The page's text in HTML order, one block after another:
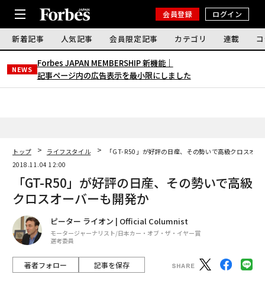
会員登録 ログイン
新着記事 人気記事 会員限定記事 カテゴリ 連載
NEWS
Forbes JAPAN MEMBERSHIP 新機能｜
記事ページ内の広告表示を最小限にしました
トップ ライフスタイル
「GT-R50」が好評の日産、その勢いで高級クロスオー
2018.11.04 12:00
「GT-R50」が好評の日産、その勢いで高級
クロスオーバーも開発か
ピーター ライオン | Official Columnist
モータージャーナリスト/日本カー・オブ・ザ・イヤー賞
選考委員
著者フォロー 記事を保存